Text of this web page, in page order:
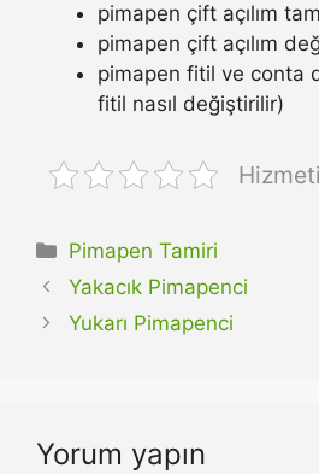
pimapen çift açılım
pimapen çift açılım
pimapen fitil ve conta
fitil nasıl değiştirilir)
Kategoriler
Pimapen Tamiri
Yakacık Pimapenci
Yukarı Pimapenci
Yorum yapın